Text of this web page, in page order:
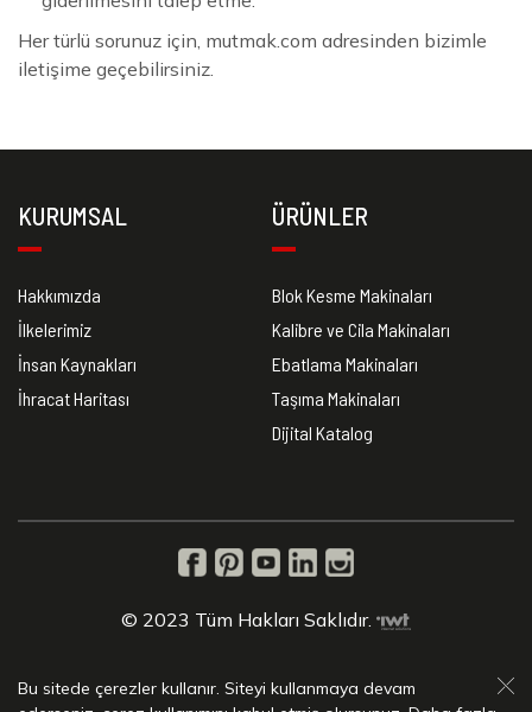
Her türlü sorunuz için, mutmak.com adresinden bizimle
iletişime geçebilirsiniz.
KURUMSAL
Hakkımızda
İlkelerimiz
İnsan Kaynakları
İhracat Haritası
ÜRÜNLER
Blok Kesme Makinaları
Kalibre ve Cila Makinaları
Ebatlama Makinaları
Taşıma Makinaları
Dijital Katalog
© 2023 Tüm Hakları Saklıdır.
Bu sitede çerezler kullanır. Siteyi kullanmaya devam